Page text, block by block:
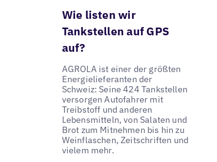
Wie listen wir
Tankstellen auf GPS
auf?
AGROLA ist einer der größten
Energielieferanten der
Schweiz: Seine 424 Tankstellen
versorgen Autofahrer mit
Treibstoff und anderen
Lebensmitteln, von Salaten und
Brot zum Mitnehmen bis hin zu
Weinflaschen, Zeitschriften und
vielem mehr.